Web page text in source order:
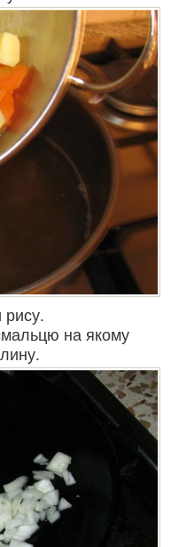
рису.
на якому